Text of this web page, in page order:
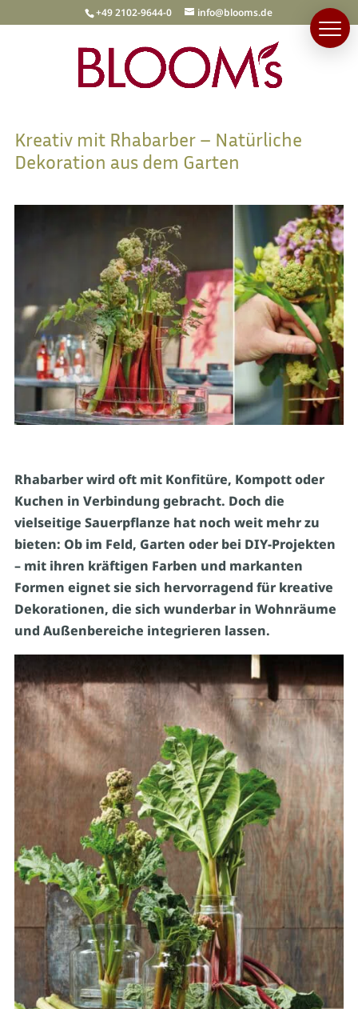
+49 2102-9644-0 info@blooms.de
Kreativ mit Rhabarber – Natürliche
Dekoration aus dem Garten
Rhabarber wird oft mit Konfitüre, Kompott oder
Kuchen in Verbindung gebracht. Doch die
vielseitige Sauerpflanze hat noch weit mehr zu
bieten: Ob im Feld, Garten oder bei DIY-Projekten
– mit ihren kräftigen Farben und markanten
Formen eignet sie sich hervorragend für kreative
Dekorationen, die sich wunderbar in Wohnräume
und Außenbereiche integrieren lassen.